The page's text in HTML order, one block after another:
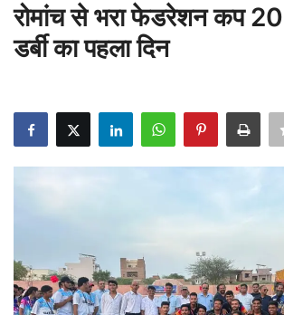
Rajasthani Influencers
देश
दुनिया
धर्म
रोमांच से भरा फेडरेशन कप
डर्बी का पहला दिन